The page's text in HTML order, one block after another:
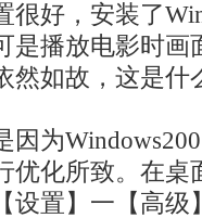
好，安装了
是播放电影时画
然如故，这是什
为
优化所致。在桌
设置】一【高级